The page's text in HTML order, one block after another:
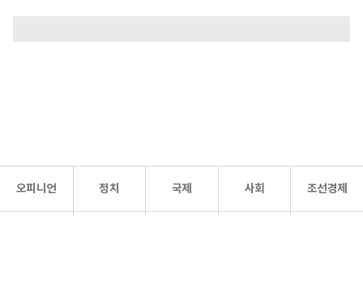
오피니언 정치 국제 사회 조선경제